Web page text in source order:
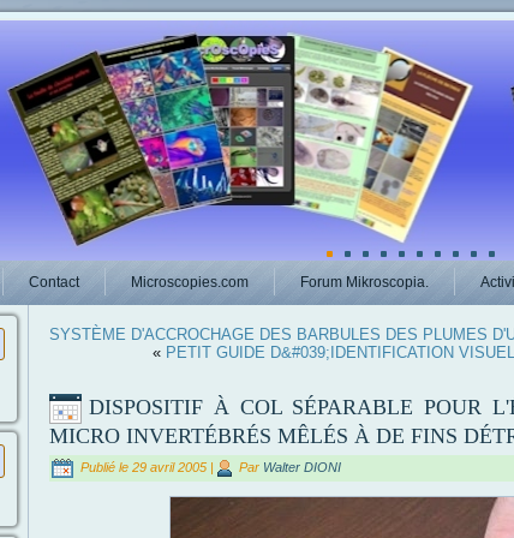
Contact Microscopies.com Forum Mikroscopia.
SYSTÈME D'ACCROCHAGE DES BARBULES DES PLUMES
« PETIT GUIDE D&#039;IDENTIFICATION
DISPOSITIF À COL SÉPARABLE POUR
MICRO INVERTÉBRÉS MÊLÉS À DE FINS
Publié le 29 avril 2005 | Par Walter DIONI